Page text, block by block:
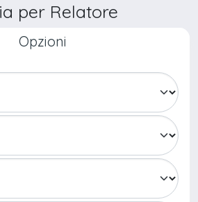
per Relatore
Opzioni